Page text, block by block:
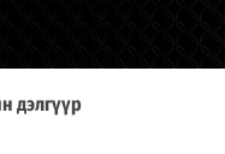
дэлгүүр